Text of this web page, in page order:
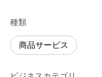
種類
商品サービス